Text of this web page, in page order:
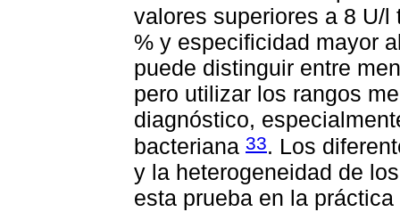
valores superiores a 8 U/
% y especificidad mayor
puede distinguir entre
pero utilizar los rangos
diagnóstico,
bacteriana 33. Los
y la heterogeneidad de
esta prueba en la